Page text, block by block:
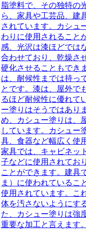
脂塗料で、その独特の
ら、家具や工芸品、建
されています。カシュ
わりに使用されること
感、光沢は漆ほどでは
合わせており、乾燥さ
硬化させることもでき
は、耐候性までは持っ
とです。漆は、屋外で
るほど耐候性に優れて
ー塗りはそうではあり
め、カシュー塗りは、
しています。カシュー
具、食器など幅広く使
家具では、キャビネッ
子などに使用されてお
ことができます。建具
ま）に使われているこ
使用されています。こ
体を汚さないようにす
た、カシュー塗りは強
重要な加工と言えます。